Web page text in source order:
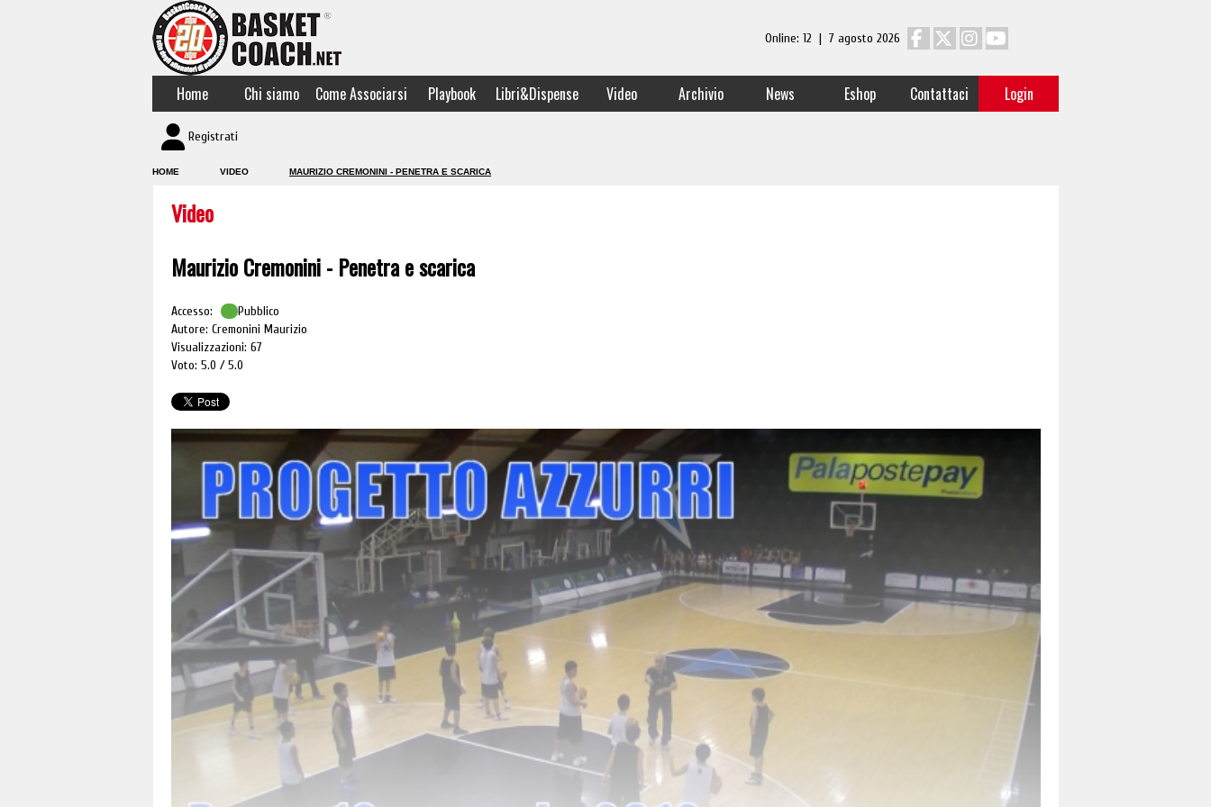
Online: 12 | 7 agosto 2026
Home Chi siamo Come Associarsi Playbook Libri&Dispense Video Archivio News Eshop Contattaci Login
Registrati
HOME VIDEO MAURIZIO CREMONINI - PENETRA E SCARICA
Video
Maurizio Cremonini - Penetra e scarica
Accesso:
Pubblico
Autore: Cremonini Maurizio
Visualizzazioni: 67
Voto: 5.0
5.0